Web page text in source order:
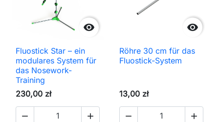

Fluostick Star – ein
modulares System für
das Nosework-
Training
230,00 zł
 

Röhre 30 cm für das
Fluostick-System
13,00 zł
 